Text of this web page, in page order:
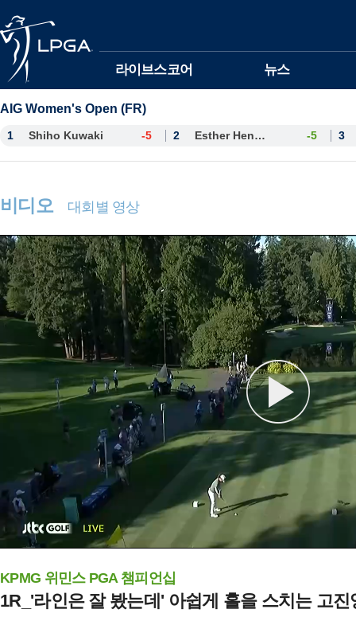
라이브스코어 뉴스
AIG Women's Open (FR)
1 Shiho Kuwaki -5 2 Esther Henseleit -5 3
비디오 대회별 영상
KPMG 위민스 PGA 챔피언십
1R_'라인은 잘 봤는데' 아쉽게 홀을 스치는 고